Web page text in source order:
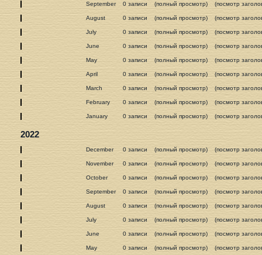
September 0 записи (полный просмотр) (посмотр
August 0 записи (полный просмотр) (посмотр
July 0 записи (полный просмотр) (посмотр
June 0 записи (полный просмотр) (посмотр
May 0 записи (полный просмотр) (посмотр
April 0 записи (полный просмотр) (посмотр
March 0 записи (полный просмотр) (посмотр
February 0 записи (полный просмотр) (посмотр
January 0 записи (полный просмотр) (посмотр
2022
December 0 записи (полный просмотр) (посмотр
November 0 записи (полный просмотр) (посмотр
October 0 записи (полный просмотр) (посмотр
September 0 записи (полный просмотр) (посмотр
August 0 записи (полный просмотр) (посмотр
July 0 записи (полный просмотр) (посмотр
June 0 записи (полный просмотр) (посмотр
May 0 записи (полный просмотр) (посмотр